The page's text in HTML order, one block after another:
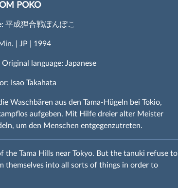
POKO
平成狸合戦ぽんぽこ
| JP | 1994
Original language: Japanese
Isao Takahata
Waschbären aus den Tama-Hügeln bei Tokio,
aufgeben. Mit Hilfe dreier alter Meister
um den Menschen entgegenzutreten.
Tama Hills near Tokyo. But the tanuki refuse to
themselves into all sorts of things in order to